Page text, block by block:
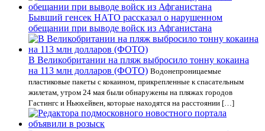
Бывший генсек НАТО рассказал о нарушенном
обещании при выводе войск из Афганистана
В Великобритании на пляж выбросило тонну кокаина
на 113 млн долларов (ФОТО) Водонепроницаемые
пластиковые пакеты с кокаином, прикрепленные к спасательным
жилетам, утром 24 мая были обнаружены на пляжах городов
Гастингс и Ньюхейвен, которые находятся на расстоянии […]